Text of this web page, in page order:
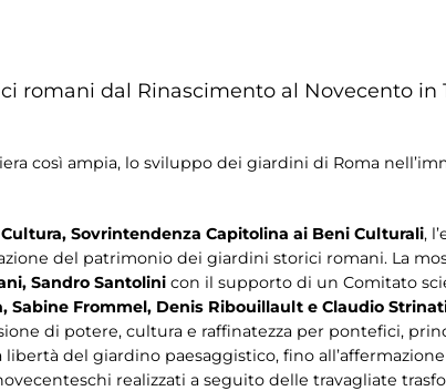
romani dal Rinascimento al Novecento in
così ampia, lo sviluppo dei giardini di Roma
Sovrintendenza Capitolina ai Beni Culturali,
del patrimonio dei giardini storici romani. La
Sandro Santolini con il supporto di un Comitato
Sabine Frommel, Denis Ribouillault e Claudio
di potere, cultura e raffinatezza per pontefici,
del giardino paesaggistico, fino
realizzati a seguito delle travagliate